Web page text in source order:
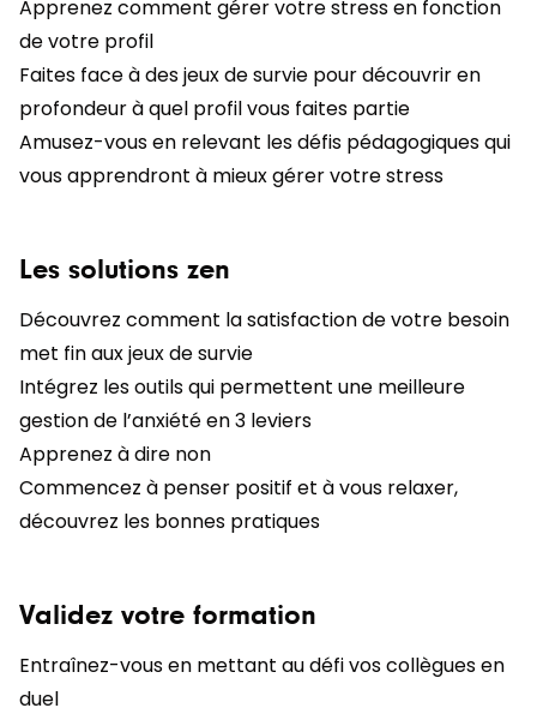
Apprenez comment gérer votre stress en fonction
de votre profil
Faites face à des jeux de survie pour découvrir en
profondeur à quel profil vous faites partie
Amusez-vous en relevant les défis pédagogiques qui
vous apprendront à mieux gérer votre stress
Les solutions zen
Découvrez comment la satisfaction de votre besoin
met fin aux jeux de survie
Intégrez les outils qui permettent une meilleure
gestion de l’anxiété en 3 leviers
Apprenez à dire non
Commencez à penser positif et à vous relaxer,
découvrez les bonnes pratiques
Validez votre formation
Entraînez-vous en mettant au défi vos collègues en
duel